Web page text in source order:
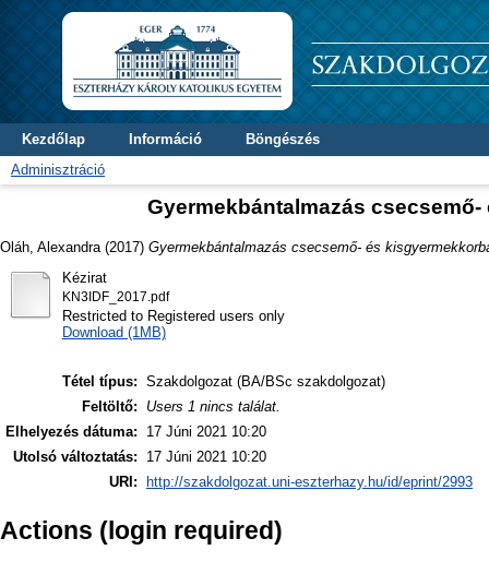
Kezdőlap Információ
Böngészés
Adminisztráció
Gyermekbántalmazás
Oláh, Alexandra (2017) Gyermekbántalmazás csecsemő- és
Kézirat
KN3IDF_2017.pdf
Restricted to Registered users only
Download (1MB)
Tétel típus: Szakdolgozat (BA/BSc szakdolgozat)
Feltöltő:
Users 1 nincs találat.
Elhelyezés dátuma:
17 Júni 2021 10:20
Utolsó változtatás:
17 Júni 2021 10:20
URI:
http://szakdolgozat.uni-eszterhazy.hu/id/eprint/2993
Actions (login required)